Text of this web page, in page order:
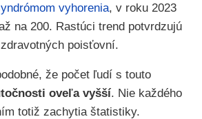
vyhorenia, v roku 2023
na 200. Rastúci trend potvrdzujú
poisťovní.
že počet ľudí s touto
oveľa vyšší. Nie každého
totiž zachytia štatistiky.